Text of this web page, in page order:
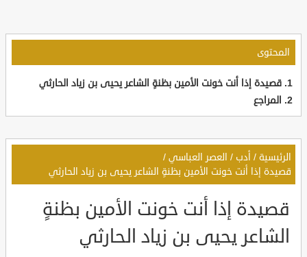
المحتوى
قصيدة إذا أنت خونت الأمين بظنةٍ الشاعر يحيى بن زياد الحارثي
المراجع
الرئيسية / أدب / العصر العباسي /
قصيدة إذا أنت خونت الأمين بظنةٍ الشاعر يحيى بن زياد الحارثي
قصيدة إذا أنت خونت الأمين بظنةٍ
الشاعر يحيى بن زياد الحارثي